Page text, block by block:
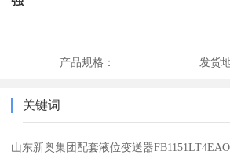
产品规格： 发货
关键词
山东新奥集团配套液位变送器